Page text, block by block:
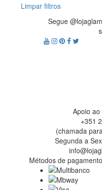
Limpar filtros
Segue
Apoio
+351
(chamada
Segunda a
Métodos de pagamento